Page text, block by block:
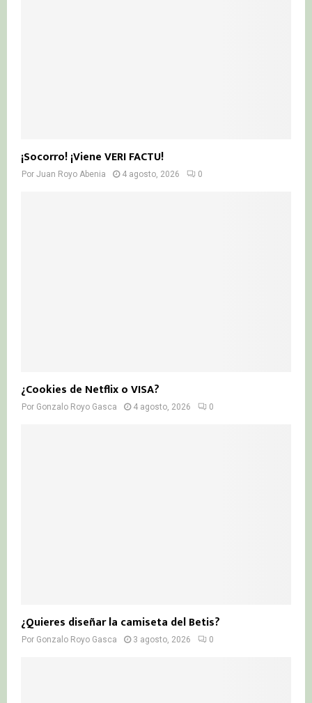
¡Socorro! ¡Viene VERI FACTU!
Por Juan Royo Abenia 4 agosto, 2026 0
¿Cookies de Netflix o VISA?
Por Gonzalo Royo Gasca 4 agosto, 2026 0
¿Quieres diseñar la camiseta del Betis?
Por Gonzalo Royo Gasca 3 agosto, 2026 0